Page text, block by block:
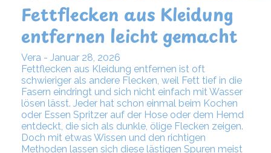
Fettflecken aus Kleidung
entfernen leicht gemacht
Vera - Januar 28, 2026
Fettflecken aus Kleidung entfernen ist oft
schwieriger als andere Flecken, weil Fett tief in die
Fasern eindringt und sich nicht einfach mit Wasser
lösen lässt. Jeder hat schon einmal beim Kochen
oder Essen Spritzer auf der Hose oder dem Hemd
entdeckt, die sich als dunkle, ölige Flecken zeigen.
Doch mit etwas Wissen und den richtigen
Methoden lassen sich diese lästigen Spuren meist